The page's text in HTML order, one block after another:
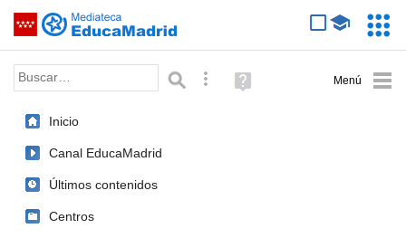
Saltar navegación
Palabra o frase: Búsqueda avanzada
Ayuda
(en
Inicio
Canal EducaMadrid
Últimos contenidos
Centros